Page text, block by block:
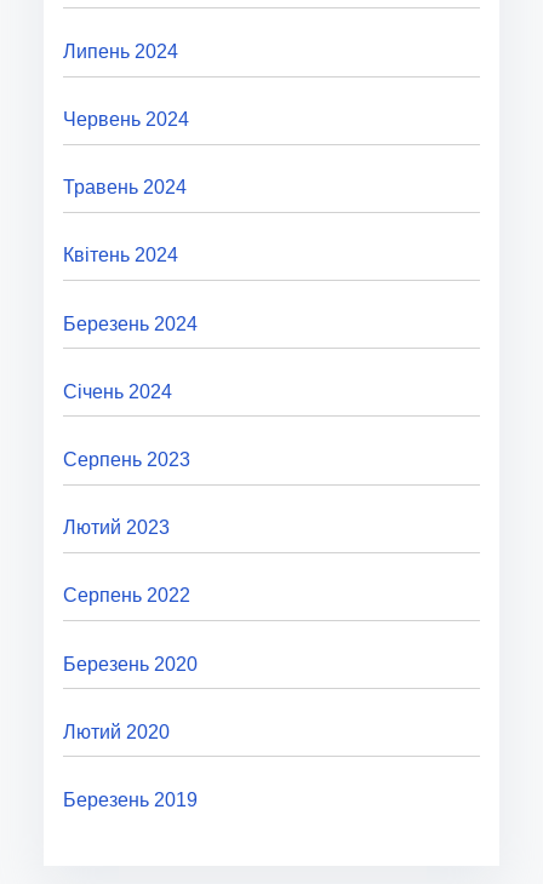
Липень 2024
Червень 2024
Травень 2024
Квітень 2024
Березень 2024
Січень 2024
Серпень 2023
Лютий 2023
Серпень 2022
Березень 2020
Лютий 2020
Березень 2019